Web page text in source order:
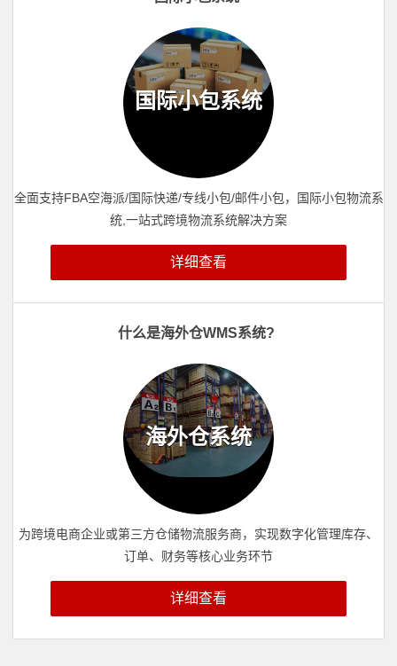
国际小包系统
全面支持FBA空海派/国际快递/专线小包/邮件小包，国际小包物流系
统,一站式跨境物流系统解决方案
详细查看
什么是海外仓WMS系统?
海外仓系统
为跨境电商企业或第三方仓储物流服务商，实现数字化管理库存、
订单、财务等核心业务环节
详细查看